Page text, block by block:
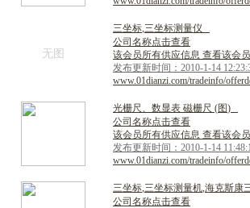
无图
三坐标,三坐标测量仪
公司名称点击查看
该会员所有供应信息 查看该会
发布更新时间：2010-1-14
www.01dianzi.com/tradeinfo/
光栅尺 、 数显表 磁栅尺 (图)
公司名称点击查看
该会员所有供应信息 查看该会
发布更新时间：2010-1-14
www.01dianzi.com/tradeinfo/
三坐标,三坐标测量机,海克斯康
公司名称点击查看